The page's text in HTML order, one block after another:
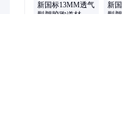
新国标13MM透气
型塑胶跑道材料
新
型